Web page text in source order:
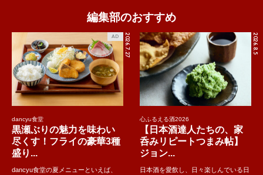
編集部のおすすめ
2026.7.27
AD
dancyu食堂
黒瀬ぶりの魅力を味わい
尽くす！フライの豪華3種
盛り...
dancyu食堂の夏メニューといえば、
2026.8.5
心ふるえる酒2026
【日本酒達人たちの、家
呑みリピートつまみ帖】
ジョン...
日本酒を愛飲し、日々楽しんでいる日